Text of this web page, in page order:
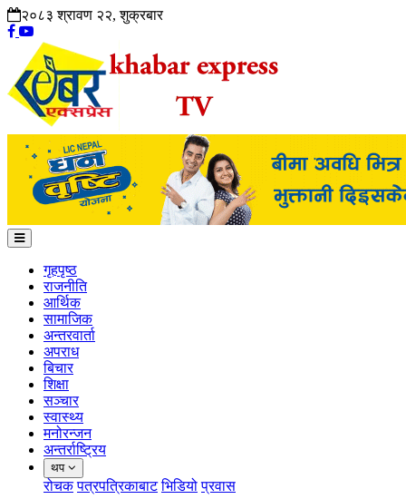
२०८३ श्रावण २२, शुक्रबार
गृहपृष्ठ
राजनीति
आर्थिक
सामाजिक
अन्तरवार्ता
अपराध
बिचार
शिक्षा
सञ्चार
स्वास्थ्य
मनोरन्जन
अन्तर्राष्ट्रिय
थप
रोचक पत्रपत्रिकाबाट भिडियो प्रवास